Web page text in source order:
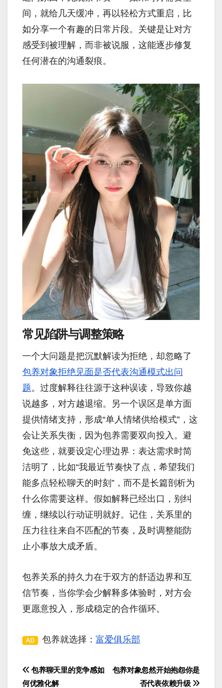
间，就给几天缓冲，再以轻松方式重启，比
如分享一个有趣的日常片段。关键是让对方
感受到被理解，而非被说服，这能逐步修复
任何潜在的沟通裂痕。
常见陷阱与调整策略
一个大问题是把沉默解读为拒绝，却忽略了
包养对象拒绝见面是否代表沟通模式出问
题。过度解释往往源于这种误读，导致你越
说越多，对方越退缩。另一个误区是单方面
提供情绪支持，形成“单人情绪供给模式”，这
会让关系失衡，因为包养需要双向投入。避
免这些，就要设定心理边界：表达需求时简
洁明了，比如“我最近节奏快了点，希望我们
能多点轻松聊天的时刻”，而不是长篇剖析为
什么你需要这样。假如解释已经出口，别纠
缠，继续以行动证明就好。记住，关系里的
压力往往来自不匹配的节奏，及时调整能防
止小事放大成矛盾。
包养关系的持久力在于双方的舒适边界和互
信节奏，当你学会少解释多体验时，对方会
更愿意投入，形成稳定的合作循环。
AD 包养就选择： 富爱俱乐部
文
包养对象忽然开始抱怨你是
否代表依赖升级
包养聊天里的竞争感如
何优雅化解